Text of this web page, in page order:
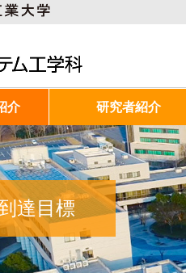
介 研究者紹介
達目標